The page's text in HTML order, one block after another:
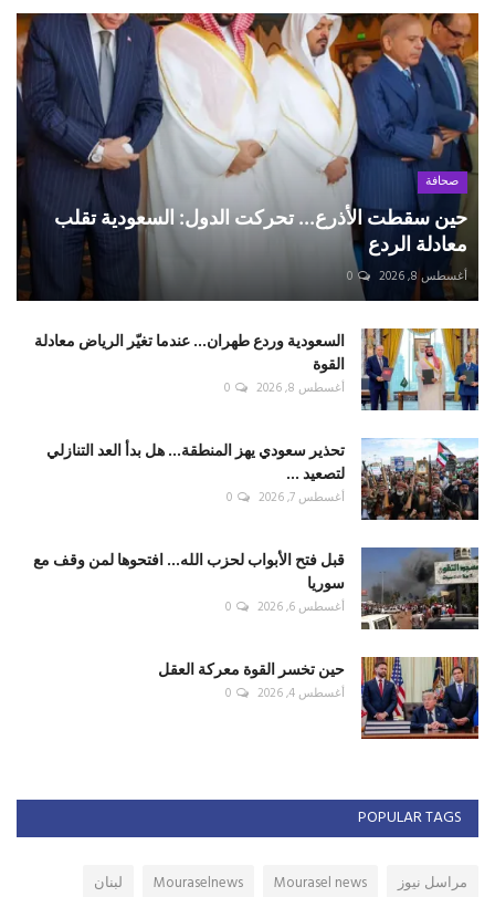
صحافة
حين سقطت الأذرع... تحركت الدول: السعودية تقلب
معادلة الردع
أغسطس 8, 2026 0
السعودية وردع طهران... عندما تغيّر الرياض معادلة
القوة
أغسطس 8, 2026 0
تحذير سعودي يهز المنطقة... هل بدأ العد التنازلي
لتصعيد ...
أغسطس 7, 2026 0
قبل فتح الأبواب لحزب الله... افتحوها لمن وقف مع
سوريا
أغسطس 6, 2026 0
حين تخسر القوة معركة العقل
أغسطس 4, 2026 0
POPULAR TAGS
مراسل نيوز Mourasel news
Mouraselnews
لبنان